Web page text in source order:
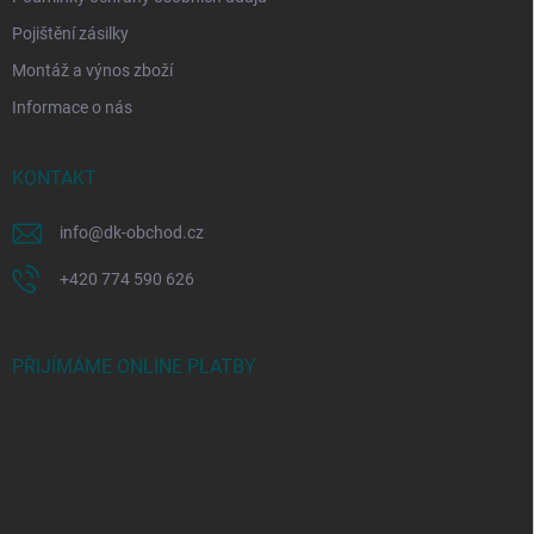
Pojištění zásilky
Montáž a výnos zboží
Informace o nás
KONTAKT
info@dk-obchod.cz
+420 774 590 626
PŘIJÍMÁME ONLINE PLATBY